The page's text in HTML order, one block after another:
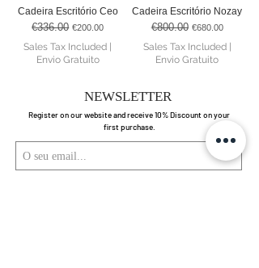
Cadeira Escritório Ceo
Regular Price
€336.00 Sale Price
€200.00
Sales Tax Included
Envio Gratuito
Cadeira Escritório Nozay
Regular Price
€800.00 Sale Price
€680.00
Sales Tax Included|
Envio Gratuito
NEWSLETTER
Register on our website and receive 10% Discount on your
first purchase.